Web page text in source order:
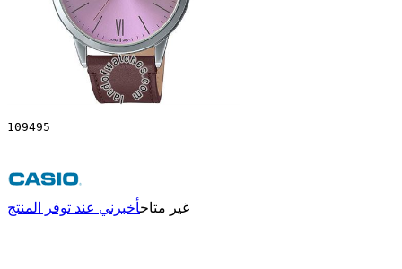
109495
غير متاحأخبرني عند توفر المنتج